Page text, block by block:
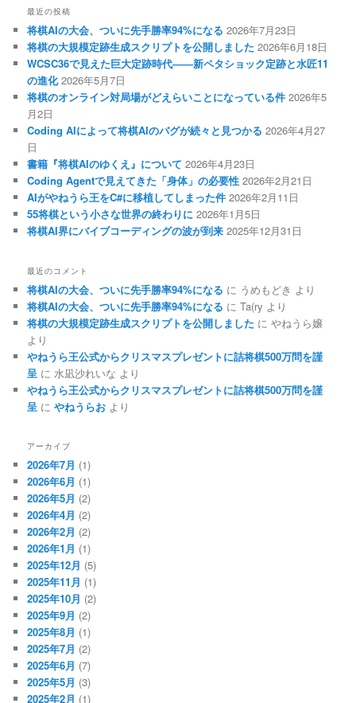
最近の投稿
将棋AIの大会、ついに先手勝率94%になる 2026年7月23日
将棋の大規模定跡生成スクリプトを公開しました 2026年6月18日
WCSC36で見えた巨大定跡時代――新ペタショック定跡と水匠11
の進化 2026年5月7日
将棋のオンライン対局場がどえらいことになっている件 2026年5
月2日
Coding AIによって将棋AIのバグが続々と見つかる 2026年4月27
日
書籍『将棋AIのゆくえ』について 2026年4月23日
Coding Agentで見えてきた「身体」の必要性 2026年2月21日
AIがやねうら王をC#に移植してしまった件 2026年2月11日
55将棋という小さな世界の終わりに 2026年1月5日
将棋AI界にバイブコーディングの波が到来 2025年12月31日
最近のコメント
将棋AIの大会、ついに先手勝率94%になる に うめもどき より
将棋AIの大会、ついに先手勝率94%になる にTa(ry より
将棋の大規模定跡生成スクリプトを公開しました にやねうら嬢
より
やねうら王公式からクリスマスプレゼントに詰将棋500万問を謹
呈 に 水凪沙れいな より
やねうら王公式からクリスマスプレゼントに詰将棋500万問を謹
呈 にやねうらお より
アーカイブ
2026年7月 (1)
2026年6月 (1)
2026年5月 (2)
2026年4月 (2)
2026年2月 (2)
2026年1月 (1)
2025年12月 (5)
2025年11月 (1)
2025年10月 (2)
2025年9月 (2)
2025年8月 (1)
2025年7月 (2)
2025年6月 (7)
2025年5月 (3)
2025年2月 (1)